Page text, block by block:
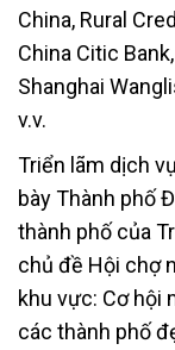
China, Rural
China Citic
Shanghai
v.v.
Triển lãm dịch
bày Thành phố
thành phố của
chủ đề Hội chợ
khu vực: Cơ hội
các thành phố